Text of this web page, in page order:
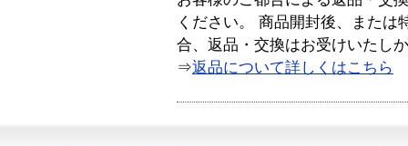
ください。 商品開封後、または
合、返品・交換はお受けいたし
⇒返品について詳しくはこちら